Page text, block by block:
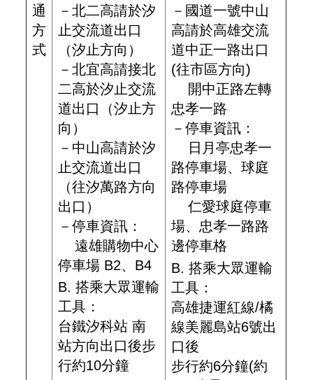
通
方
式
－北二高請於汐
止交流道出口
（汐止方向）
－北宜高請接北
二高於汐止交流
道出口（汐止方
向）
－中山高請於汐
止交流道出口
（往汐萬路方向
出口）
－停車資訊：
遠雄購物中心
停車場 B2、B4
B. 搭乘大眾運輸
工具：
台鐵汐科站 南
站方向出口後步
行約10分鐘
－國道一號中山
高請於高雄交流
道中正一路出口
(往市區方向)
開中正路左轉
忠孝一路
－停車資訊：
日月亭忠孝一
路停車場、球庭
路停車場
仁愛球庭停車
場、忠孝一路路
邊停車格
B. 搭乘大眾運輸
工具：
高雄捷運紅線/橘
線美麗島站6號出
口後
步行約6分鐘(約